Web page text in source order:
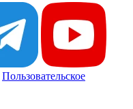
Пользовательское